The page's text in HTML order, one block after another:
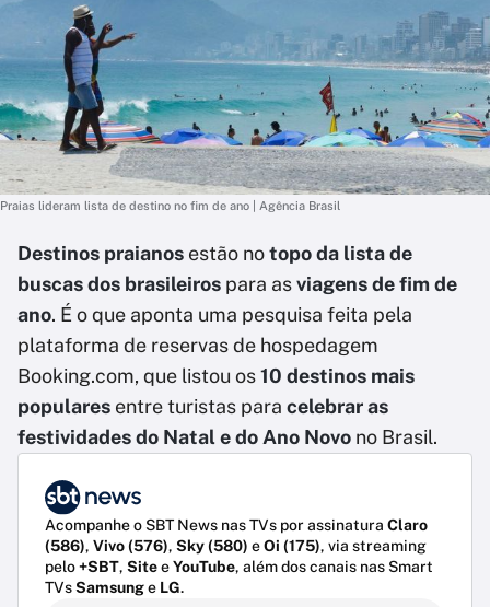
Praias lideram lista de destino no fim de ano | Agência Brasil
Destinos praianos estão notopo da lista de
buscas dos brasileiros para asviagens de fim de
ano. É o que aponta uma pesquisa feita pela
plataforma de reservas de hospedagem
Booking.com, que listou os10 destinos mais
populares entre turistas para celebrar as
festividades do Natal e do Ano Novo no Brasil.
Acompanhe o SBT News nas TVs por assinatura Claro
(586), Vivo (576), Sky (580) eOi (175), via streaming
pelo+SBT, SiteeYouTube, além dos canais nas Smart
TVsSamsunge LG.